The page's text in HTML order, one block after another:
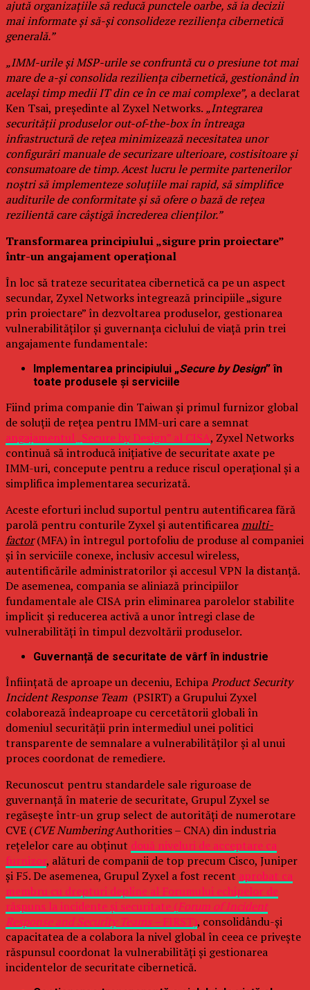
ajută organizațiile să reducă punctele oarbe, să ia decizii
mai informate și să-și consolideze reziliența cibernetică
generală.”
„IMM-urile și MSP-urile se confruntă cu o presiune tot mai
mare de a-și consolida reziliența cibernetică, gestionând în
același timp medii IT din ce în ce mai complexe”, a declarat
Ken Tsai, președinte al Zyxel Networks. „Integrarea
securității produselor out-of-the-box în întreaga
infrastructură de rețea minimizează necesitatea unor
configurări manuale de securizare ulterioare, costisitoare și
consumatoare de timp. Acest lucru le permite partenerilor
noștri să implementeze soluțiile mai rapid, să simplifice
auditurile de conformitate și să ofere o bază de rețea
rezilientă care câștigă încrederea clienților.”
Transformarea principiului „sigure prin proiectare”
într-un angajament operațional
În loc să trateze securitatea cibernetică ca pe un aspect
secundar, Zyxel Networks integrează principiile „sigure
prin proiectare” în dezvoltarea produselor, gestionarea
vulnerabilităților și guvernanța ciclului de viață prin trei
angajamente fundamentale:
Implementarea principiului „Secure by Design” în
toate produsele și serviciile
Fiind prima companie din Taiwan și primul furnizor global
de soluții de rețea pentru IMM-uri care a semnat
angajamentul „Secure by Design” al CISA, Zyxel Networks
continuă să introducă inițiative de securitate axate pe
IMM-uri, concepute pentru a reduce riscul operațional și a
simplifica implementarea securizată.
Aceste eforturi includ suportul pentru autentificarea fără
parolă pentru conturile Zyxel și autentificareamulti-
factor(MFA) în întregul portofoliu de produse al companiei
și în serviciile conexe, inclusiv accesul wireless,
autentificările administratorilor și accesul VPN la distanță.
De asemenea, compania se aliniază principiilor
fundamentale ale CISA prin eliminarea parolelor stabilite
implicit și reducerea activă a unor întregi clase de
vulnerabilități în timpul dezvoltării produselor.
Guvernanță de securitate de vârf în industrie
Înființată de aproape un deceniu, EchipaProduct Security
Incident Response Team (PSIRT) a Grupului Zyxel
colaborează îndeaproape cu cercetătorii globali în
domeniul securității prin intermediul unei politici
transparente de semnalare a vulnerabilităților și al unui
proces coordonat de remediere.
Recunoscut pentru standardele sale riguroase de
guvernanță în materie de securitate, Grupul Zyxel se
regăsește într-un grup select de autorități de numerotare
CVE (CVE NumberingAuthorities – CNA) din industria
rețelelor care au obținut două niveluri de acceptare ca
furnizor, alături de companii de top precum Cisco, Juniper
și F5. De asemenea, Grupul Zyxel a fost recent aprobat ca
membru cu drepturi depline al Forumului echipelor de
răspuns la incidente și securitate (Forum of Incident
Response and Security Teams –FIRST), consolidându-și
capacitatea de a colabora la nivel global în ceea ce privește
răspunsul coordonat la vulnerabilități și gestionarea
incidentelor de securitate cibernetică.